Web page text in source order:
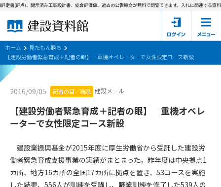
建設資料館とは
東京都の入札資料
国土交通省の入札資料
見たもん勝ち
会員登録について
サポーター会員一覧
書(評点)、開示済み工事設計書、総合評価値、過去の公告原文が無料で閲覧できます。入札に関連する資料
ホーム
見たもん勝ち
【建設労働者緊急育成＋記者の眼】 重機オペレーターで女性限定コース新設
2016/09/05 記者の目／論説 建設メール
【建設労働者緊急育成＋記者の眼】 重機オペレ
ーターで女性限定コース新設
建設業振興基金が2015年度に厚生労働省から受託した建設労
働者緊急育成支援事業の実績がまとまった。昨年度は中央拠点1
カ所、地方16カ所の全国17カ所に拠点を置き、53コースを実施
した結果、556人が訓練を受講し、職業訓練を修了した539人の
第1条（規約の目的）
会員サービスの利用条件等について定めるものです。
2. 管理者が建設資料館WEB上で随時掲載するルールは本規約の
一部を構成するものとします。